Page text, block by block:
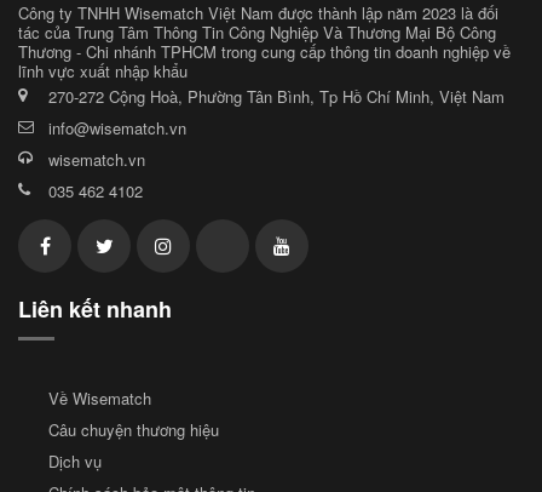
Công ty TNHH Wisematch Việt Nam được thành lập năm 2023 là đối
tác của Trung Tâm Thông Tin Công Nghiệp Và Thương Mại Bộ Công
Thương - Chi nhánh TPHCM trong cung cấp thông tin doanh nghiệp về
lĩnh vực xuất nhập khẩu
270-272 Cộng Hoà, Phường Tân Bình, Tp Hồ Chí Minh, Việt Nam
info@wisematch.vn
wisematch.vn
035 462 4102
Liên kết nhanh
Về Wisematch
Câu chuyện thương hiệu
Dịch vụ